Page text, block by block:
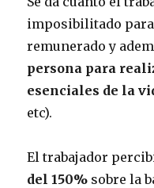
imposibilitado
remunerado y
persona para
esenciales de la
etc).
El trabajador
del 150% sobre la